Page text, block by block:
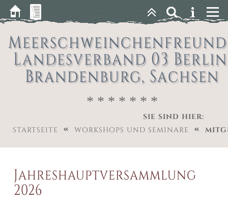
Landesverband 03
Brandenburg, Sachsen
* * * * * * *
SIE SIND HIER:
STARTSEITE
« WORKSHOPS UND SEMINARE «
Jahreshauptversammlung
2026